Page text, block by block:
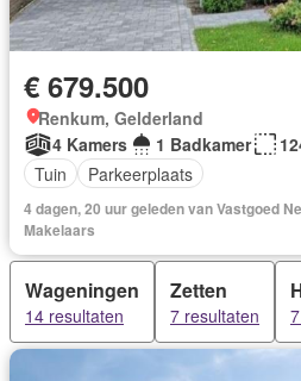
€ 679.500
Renkum, Gelderland
4 Kamers
1 Badkamer
Tuin
Parkeerplaats
4 dagen, 20 uur geleden van Vastgoed
Makelaars
Wageningen
14 resultaten
Zetten
7 resultaten